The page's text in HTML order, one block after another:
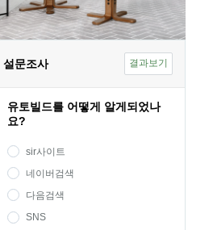
설문조사 결과보기
유토빌드를 어떻게 알게되었나
요?
sir사이트
네이버검색
다음검색
SNS